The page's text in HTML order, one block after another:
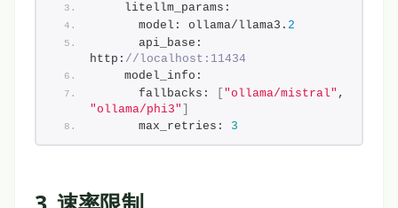
    litellm_params:
      model: ollama/llama3.
2
      api_base:
http: //localhost:11434
    model_info:
      fallbacks:
"ollama/mistral"
"ollama/phi3"
      max_retries:
3